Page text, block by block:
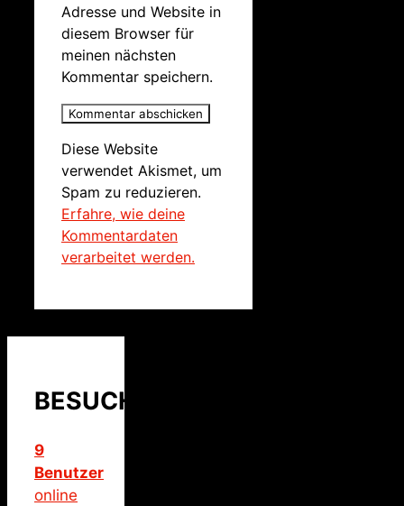
Adresse und Website in
diesem Browser für
meinen nächsten
Kommentar speichern.
Diese Website
verwendet Akismet, um
Spam zu reduzieren.
Erfahre, wie deine
Kommentardaten
verarbeitet werden.
BESUCHER
9
Benutzer
online